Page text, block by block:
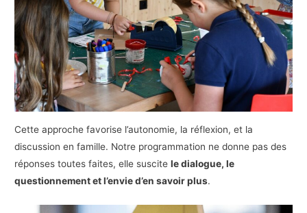
Cette approche favorise l’autonomie, la réflexion, et la
discussion en famille. Notre programmation ne donne pas des
réponses toutes faites, elle suscitele dialogue, le
questionnement et l’envie d’en savoir plus.